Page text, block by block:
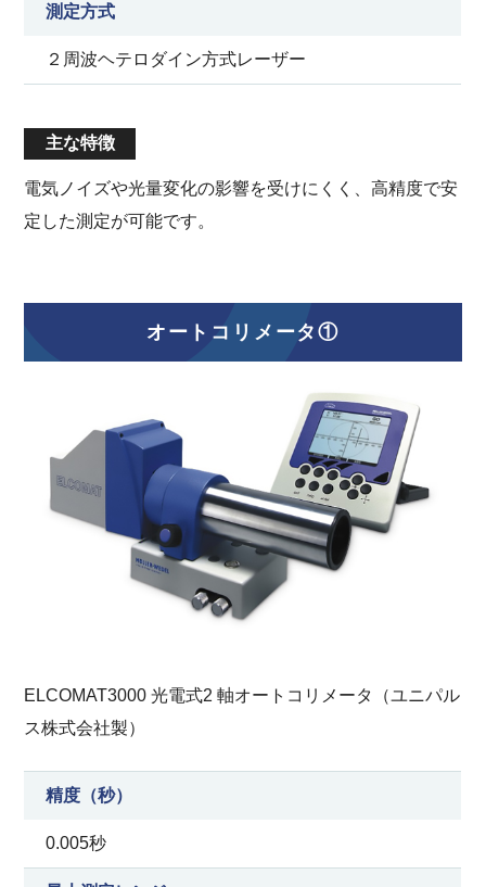
測定方式
２周波ヘテロダイン方式レーザー
主な特徴
電気ノイズや光量変化の影響を受けにくく、高精度で安
定した測定が可能です。
オートコリメータ①
ELCOMAT3000 光電式2 軸オートコリメータ（ユニパル
ス株式会社製）
精度（秒）
0.005秒